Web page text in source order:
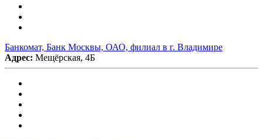
Банкомат, Банк Москвы, ОАО, филиал в г. Владимире
Адрес: Мещёрская, 4Б